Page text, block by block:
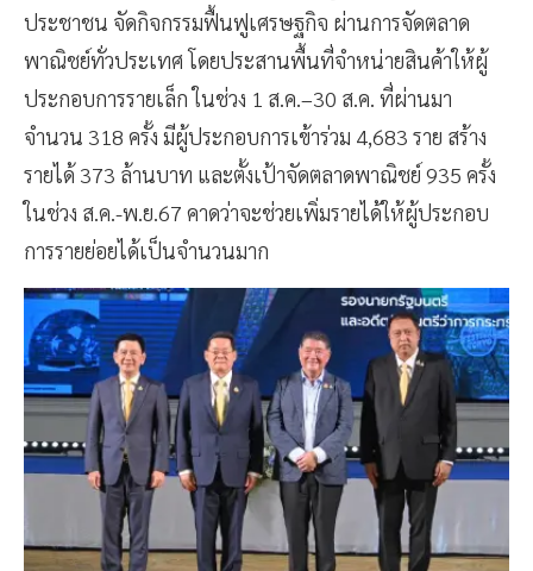
ประชาชน จัดกิจกรรมฟื้นฟูเศรษฐกิจ ผ่านการจัดตลาด
พาณิชย์ทั่วประเทศ โดยประสานพื้นที่จำหน่ายสินค้าให้ผู้
ประกอบการรายเล็ก ในช่วง 1 ส.ค.–30 ส.ค. ที่ผ่านมา
จำนวน 318 ครั้ง มีผู้ประกอบการเข้าร่วม 4,683 ราย สร้าง
รายได้ 373 ล้านบาท และตั้งเป้าจัดตลาดพาณิชย์ 935 ครั้ง
ในช่วง ส.ค.-พ.ย.67 คาดว่าจะช่วยเพิ่มรายได้ให้ผู้ประกอบ
การรายย่อยได้เป็นจำนวนมาก